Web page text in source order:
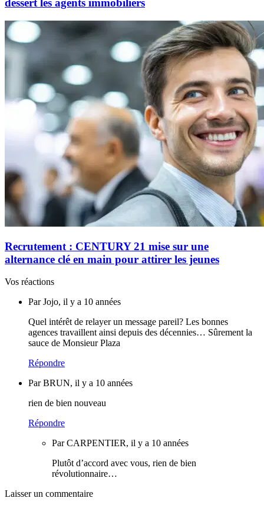
dessert les agents immobiliers
Recrutement : CENTURY 21 mise sur une
alternance clé en main pour attirer les jeunes
Vos réactions
Par Jojo, il y a 10 années
Quel intérêt de relayer un message pareil? Les bonnes
agences travaillent ainsi depuis des décennies… Sûrement la
sauce de Monsieur Plaza
Répondre
Par BRUN, il y a 10 années
rien de bien nouveau
Répondre
Par CARPENTIER, il y a 10 années
Plutôt d’accord avec vous, rien de bien
révolutionnaire…
Laisser un commentaire